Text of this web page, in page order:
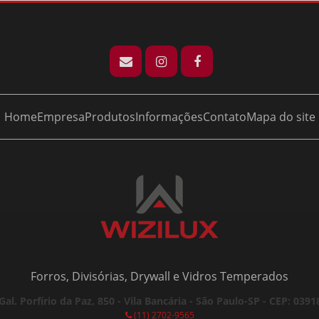
HomeEmpresaProdutosInformaçõesContatoMapa do site
Forros, Divisórias, Drywall e Vidros Temperados
Porfírio da Paz, 850 - Vila Bancária - São Paulo-SP - CEP:
(11) 2702-9565